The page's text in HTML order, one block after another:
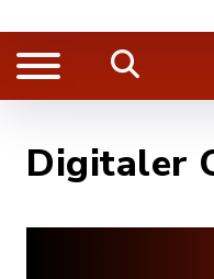
Digitaler